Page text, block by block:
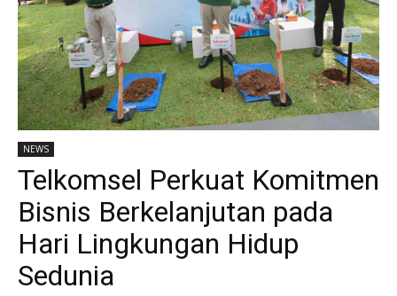
NEWS
Telkomsel Perkuat Komitmen
Bisnis Berkelanjutan pada
Hari Lingkungan Hidup
Sedunia